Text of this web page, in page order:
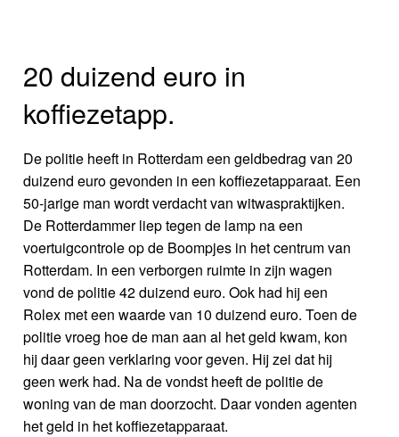
20 duizend euro in
koffiezetapp.
De politie heeft in Rotterdam een geldbedrag van 20
duizend euro gevonden in een koffiezetapparaat. Een
50-jarige man wordt verdacht van witwaspraktijken.
De Rotterdammer liep tegen de lamp na een
voertuigcontrole op de Boompjes in het centrum van
Rotterdam. In een verborgen ruimte in zijn wagen
vond de politie 42 duizend euro. Ook had hij een
Rolex met een waarde van 10 duizend euro. Toen de
politie vroeg hoe de man aan al het geld kwam, kon
hij daar geen verklaring voor geven. Hij zei dat hij
geen werk had. Na de vondst heeft de politie de
woning van de man doorzocht. Daar vonden agenten
het geld in het koffiezetapparaat.